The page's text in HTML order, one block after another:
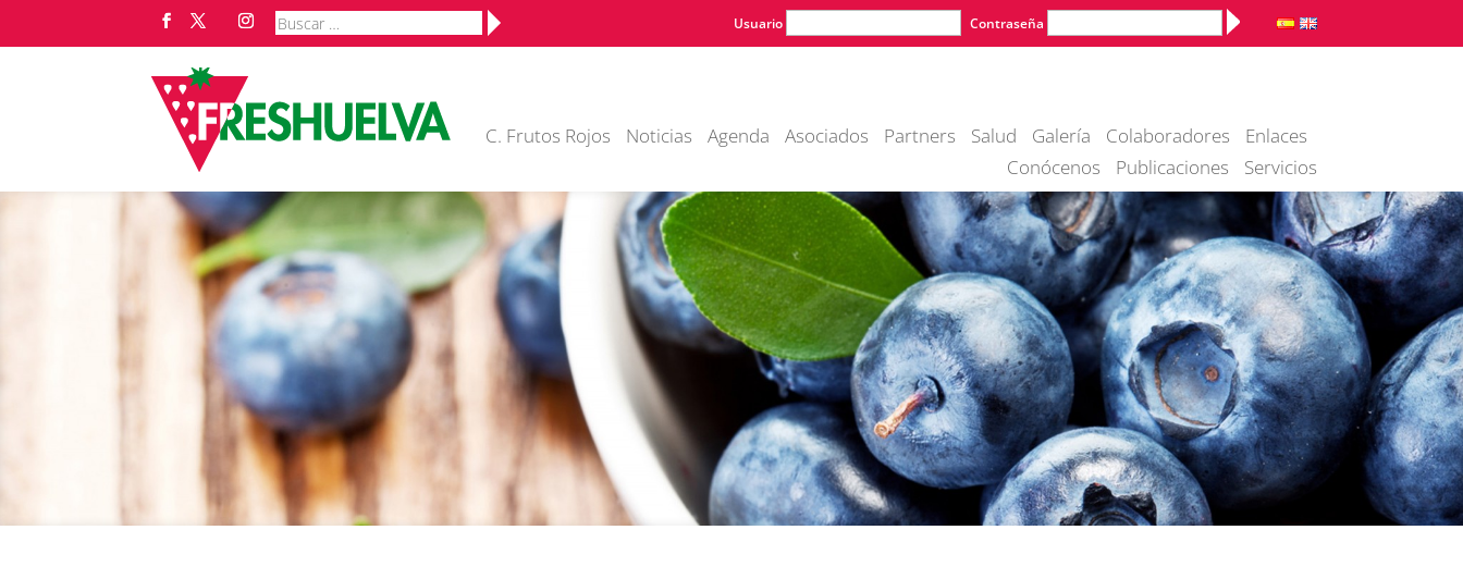
Usuario Contraseña Alternative:
C. Frutos Rojos Noticias Agenda Asociados Partners Salud Galería Colaboradores
Enlaces
Conócenos
Publicaciones Servicios